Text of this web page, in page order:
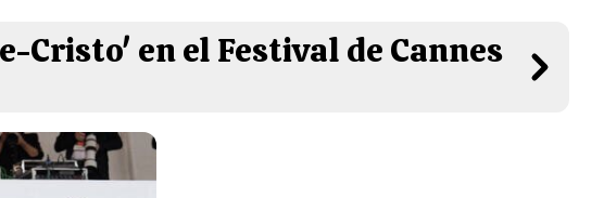
Cristo' en el Festival de Cannes